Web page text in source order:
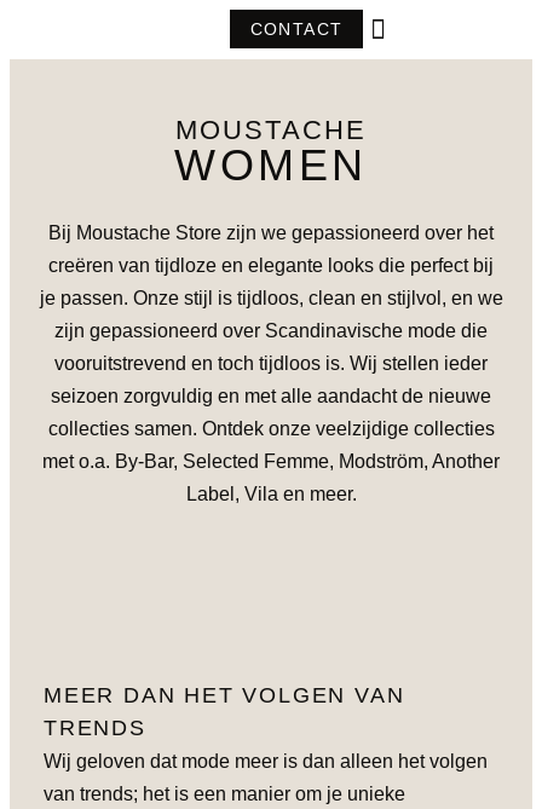
CONTACT
MOUSTACHE
WOMEN
Bij Moustache Store zijn we gepassioneerd over het
creëren van tijdloze en elegante looks die perfect bij
je passen. Onze stijl is tijdloos, clean en stijlvol, en we
zijn gepassioneerd over Scandinavische mode die
vooruitstrevend en toch tijdloos is. Wij stellen ieder
seizoen zorgvuldig en met alle aandacht de nieuwe
collecties samen. Ontdek onze veelzijdige collecties
met o.a. By-Bar, Selected Femme, Modström, Another
Label, Vila en meer.
MEER DAN HET VOLGEN VAN
TRENDS
Wij geloven dat mode meer is dan alleen het volgen
van trends; het is een manier om je unieke